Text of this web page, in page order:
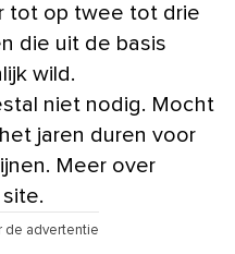
tot op twee tot drie
die uit de basis
wild.
niet nodig. Mocht
jaren duren voor
Meer over
de advertentie